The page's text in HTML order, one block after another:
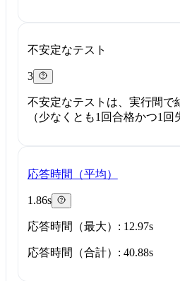
不安定なテスト
3
不安定なテストは、実行間で
（少なくとも1回合格かつ1回
応答時間（平均）
1.86s
応答時間（最大）: 12.97s
応答時間（合計）: 40.88s